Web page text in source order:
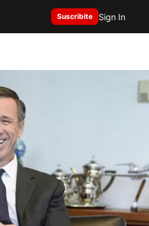
Suscribite Sign In